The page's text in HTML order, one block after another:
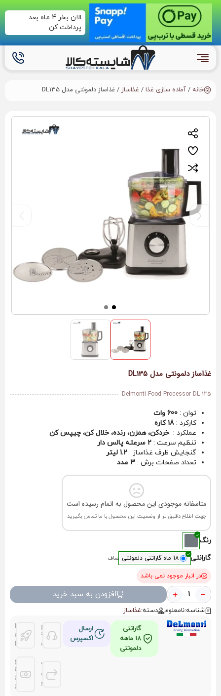
الان بخر 4 ماه بعد
پرداخت کن
خانه / آماده سازی غذا / غذاساز / غذاساز دلمونتی مدل DL135
غذاساز دلمونتی مدل DL135
Delmonti Food Processor DL 135
توان : 600 وات
کارکرد : 18 کاره
عملکرد : خردکن، همزن، رنده، خلال کن، چیپس کن
تنظیم سرعت : 2 سرعته پالس دار
گنجایش ظرف غذاساز : 1.2 لیتر
تعداد صفحات برش : 3 عدد
متاسفانه موجودی این محصول به اتمام رسیده است
جهت اطلاع دقیق تر از وضعیت این محصول با ما تماس بگیرید
رنگ
گارانتی
18 ماه گارانتی دلمونتی صاف
در انبار موجود نمی باشد
افزودن به سبد خرید
شناسه:نامعلوم دسته:غذاساز
گارانتی
18 ماهه
دلمونتی
ارسال
اکسپرس
پشتیانی
24
ساعته
امکان
ضمانت
بازگشت
توسط
کلیه
کارتها